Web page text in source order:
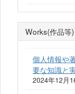
Works(作品等)
個人情報や
要な知識と
2024年12月